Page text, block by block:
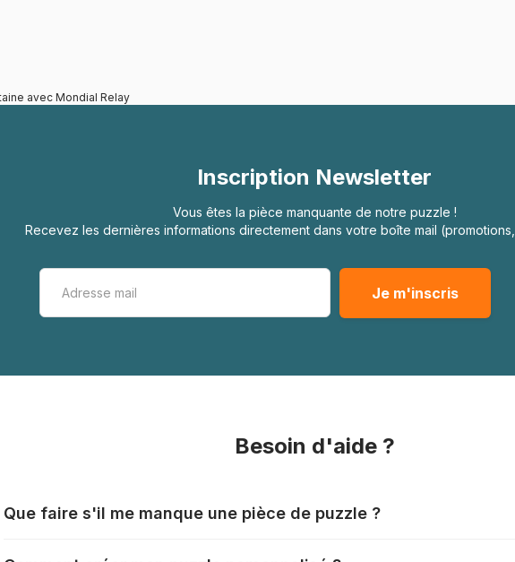
avec Mondial Relay
Inscription Newsletter
Vous êtes la pièce manquante de notre puzzle !
Recevez les dernières informations directement dans votre boîte mail
Besoin d'aide ?
Que faire s'il me manque une pièce de puzzle ?